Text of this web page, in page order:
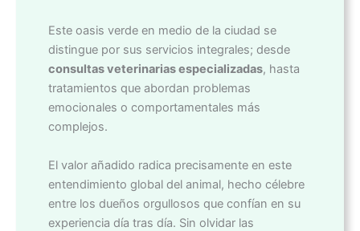
Este oasis verde en medio de la ciudad se
distingue por sus servicios integrales; desde
consultas veterinarias especializadas, hasta
tratamientos que abordan problemas
emocionales o comportamentales más
complejos.
El valor añadido radica precisamente en este
entendimiento global del animal, hecho célebre
entre los dueños orgullosos que confían en su
experiencia día tras día. Sin olvidar las